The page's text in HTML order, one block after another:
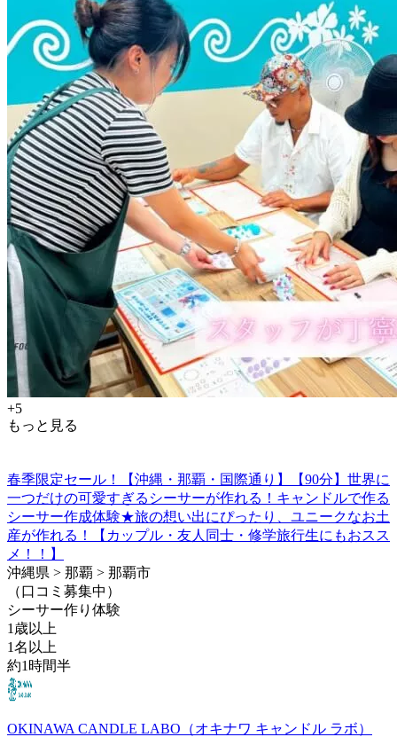
+5
もっと見る
春季限定セール！【沖縄・那覇・国際通り】【90分】世界に
一つだけの可愛すぎるシーサーが作れる！キャンドルで作る
シーサー作成体験★旅の想い出にぴったり、ユニークなお土
産が作れる！【カップル・友人同士・修学旅行生にもおスス
メ！！】
沖縄県 > 那覇 > 那覇市
（口コミ募集中）
シーサー作り体験
1歳以上
1名以上
約1時間半
OKINAWA CANDLE LABO（オキナワ キャンドル ラボ）